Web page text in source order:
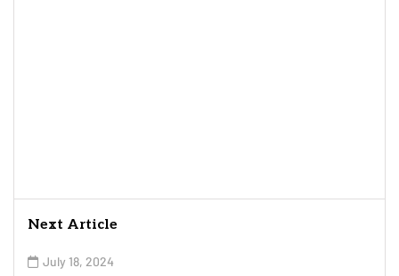
Next Article
July 18, 2024